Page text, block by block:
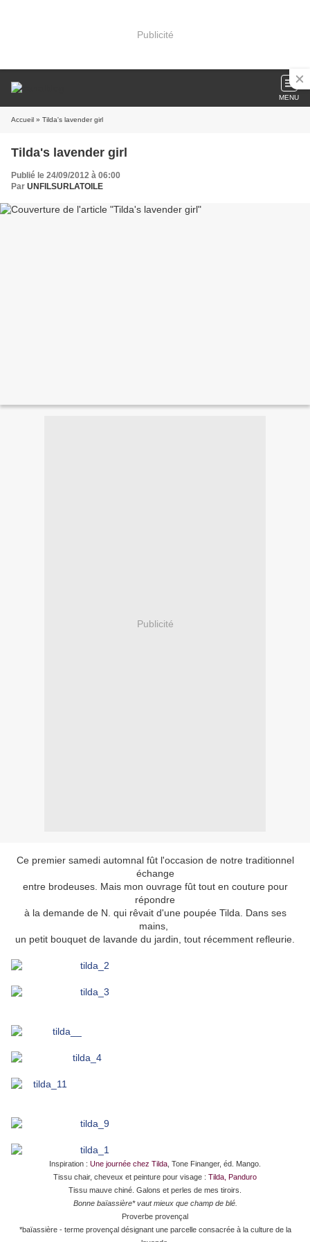
Publicité
MENU
Accueil » Tilda's lavender girl
Tilda's lavender girl
Publié le 24/09/2012 à 06:00
Par UNFILSURLATOILE
Publicité
Ce premier samedi automnal fût l'occasion de notre traditionnel
échange
entre brodeuses. Mais mon ouvrage fût tout en couture pour
répondre
à la demande de N. qui rêvait d'une poupée Tilda. Dans ses
mains,
un petit bouquet de lavande du jardin, tout récemment refleurie.
Inspiration : Une journée chez Tilda , Tone Finanger, éd. Mango.
Tissu chair, cheveux et peinture pour visage : Tilda, Panduro
Tissu mauve chiné. Galons et perles de mes tiroirs.
Bonne baïassière* vaut mieux que champ de blé.
Proverbe provençal
*baïassière - terme provençal désignant une parcelle consacrée à la culture de la